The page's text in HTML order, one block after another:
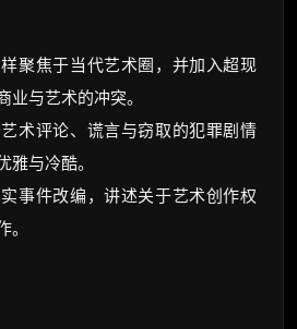
聚焦于当代艺术圈，并加入超现
业与艺术的冲突。
术评论、谎言与窃取的犯罪剧情
雅与冷酷。
事件改编，讲述关于艺术创作权